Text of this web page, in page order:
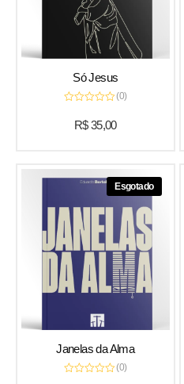
Só Jesus
(0)
R$35,00
Esgotado
Janelas da Alma
(0)